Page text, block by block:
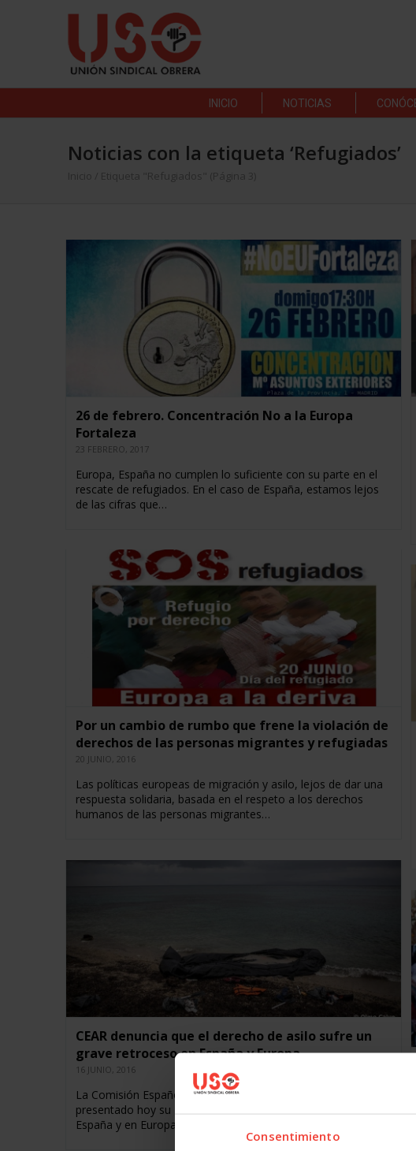
Consentimiento
INICIO NOTICIAS
Noticias con la etiqueta ‘Refugiados’
Inicio Etiqueta "Refugiados" (Página 3)
26 de febrero. Concentración No a la Europa
Fortaleza
23 FEBRERO, 2017
Europa, España no cumplen lo suficiente con su parte en el
rescate de refugiados. En el caso de España, estamos lejos
de las cifras que…
Por un cambio de rumbo que frene la violación de
derechos de las personas migrantes y refugiadas
20 JUNIO, 2016
Las políticas europeas de migración y asilo, lejos de dar una
respuesta solidaria, basada en el respeto a los derechos
humanos de las personas migrantes…
CEAR denuncia que el derecho de asilo sufre un
grave retroceso en España y Europa
16 JUNIO, 2016
La Comisión Española de Ayuda al Refugiado (CEAR) ha
presentado hoy su Informe 2016 “Las personas refugiadas en
España y en Europa”, en el cual…